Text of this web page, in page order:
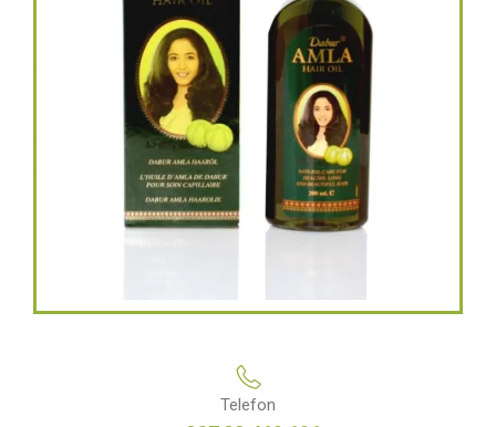
Telefon